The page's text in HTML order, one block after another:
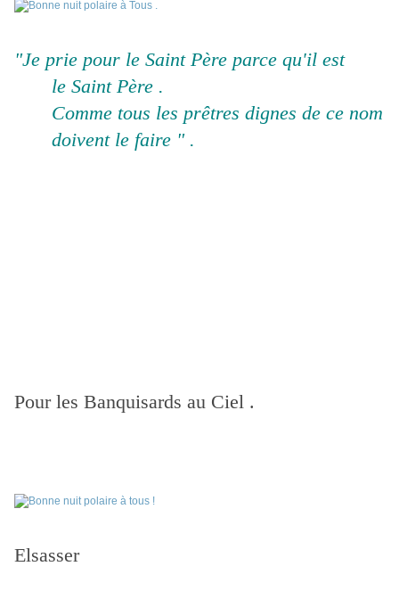
"Je prie pour le Saint Père parce qu'il est
le Saint Père .
Comme tous les prêtres dignes de ce nom
doivent le faire " .
Pour les Banquisards au Ciel .
Elsasser